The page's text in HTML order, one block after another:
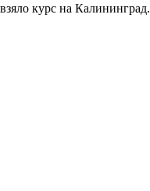
курс на Калининград.